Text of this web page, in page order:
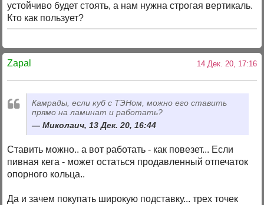
устойчиво будет стоять, а нам нужна строгая вертикаль.
Кто как пользует?
Zapal 14 Дек. 20, 17:16
Камрады, если куб с ТЭНом, можно его ставить
прямо на ламинат и работать?
Миколаич, 13 Дек. 20, 16:44
Ставить можно.. а вот работать - как повезет... Если
пивная кега - может остаться продавленный отпечаток
опорного кольца..
Да и зачем покупать широкую подставку... трех точек